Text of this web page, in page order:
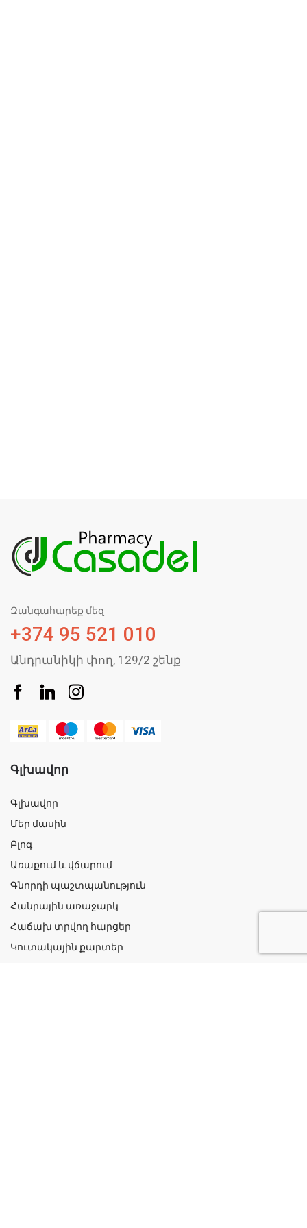
Զանգահարեք մեզ
+374 95 521 010
Անդրանիկի փող, 129/2 շենք
Գլխավոր
Գլխավոր
Մեր մասին
Բլոգ
Առաքում և վճարում
Գնորդի պաշտպանություն
Հանրային առաջարկ
Հաճախ տրվող հարցեր
Կուտակային քարտեր